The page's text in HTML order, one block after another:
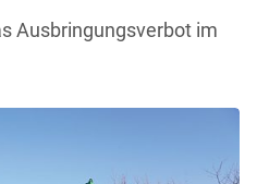
Ausbringungsverbot im